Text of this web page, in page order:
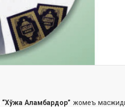
“Хўжа Аламбардор” жомеъ